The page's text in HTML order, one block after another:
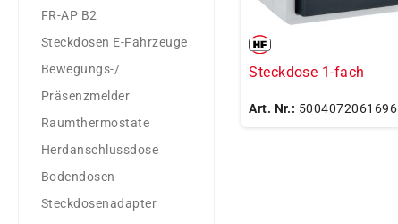
FR-AP B2
Steckdosen E-Fahrzeuge
Bewegungs-/
Präsenzmelder
Raumthermostate
Herdanschlussdose
Bodendosen
Steckdosenadapter
Steckdose 1-fach
Art. Nr.: 5004072061696